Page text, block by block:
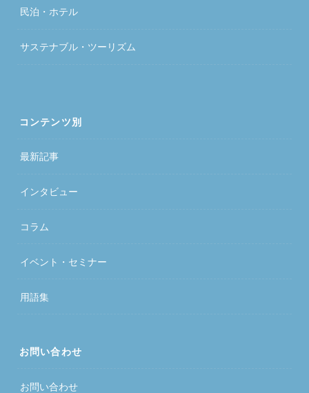
民泊・ホテル
サステナブル・ツーリズム
コンテンツ別
最新記事
インタビュー
コラム
イベント・セミナー
用語集
お問い合わせ
お問い合わせ